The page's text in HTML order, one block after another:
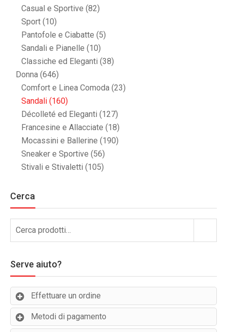
Casual e Sportive (82)
Sport (10)
Pantofole e Ciabatte (5)
Sandali e Pianelle (10)
Classiche ed Eleganti (38)
Donna (646)
Comfort e Linea Comoda (23)
Sandali (160)
Décolleté ed Eleganti (127)
Francesine e Allacciate (18)
Mocassini e Ballerine (190)
Sneaker e Sportive (56)
Stivali e Stivaletti (105)
Cerca
Serve aiuto?
Effettuare un ordine
Metodi di pagamento